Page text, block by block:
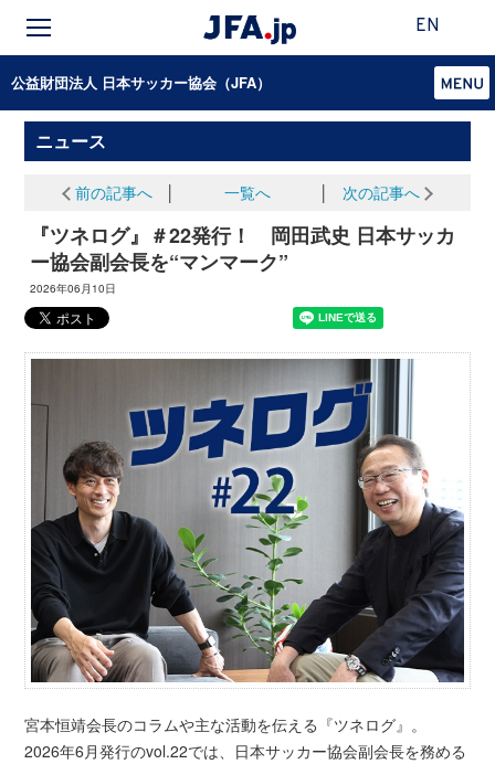
EN
公益財団法人 日本サッカー協会（JFA）
ニュース
前の記事へ 一覧へ 次の記事へ
『ツネログ』＃22発行！ 岡田武史 日本サッカ
ー協会副会長を“マンマーク”
2026年06月10日
宮本恒靖会長のコラムや主な活動を伝える『ツネログ』。
2026年6月発行のvol.22では、日本サッカー協会副会長を務める